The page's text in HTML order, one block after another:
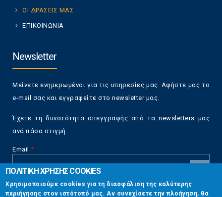
ΟΙ ΔΡΑΣΕΙΣ ΜΑΣ
ΕΠΙΚΟΙΝΩΝΙΑ
Newsletter
Μείνετε ενημερωμένοι για τις υπηρεσίες μας. Αφήστε μας το
e-mail σας και εγγραφείτε στο newsletter μας.
Έχετε τη δυνατότητα απεγγραφής από τα newsletters μας
ανά πάσα στιγμή
Email *
CAPTCHA
This
ΠΟΛΙΤΙΚΗ ΧΡΗΣΗΣ COOKIES
Χρησιμοποιούμε cookies για τη διασφάλιση της καλύτερης
περιήγησης στον ιστότοπό μας. Αν συνεχίσετε την πλοήγηση, θα